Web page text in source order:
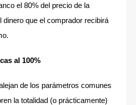
el 80% del precio de la
dinero que el comprador recibirá
al 100%
de los parámetros comunes
la totalidad (o prácticamente)